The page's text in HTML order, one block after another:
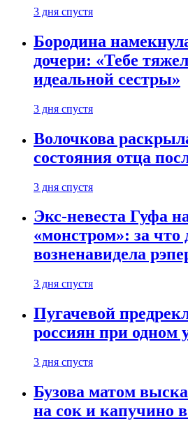
3 дня спустя
Бородина
дочери: «Тебе
идеальной сестры»
3 дня спустя
Волочкова
состояния отца
3 дня спустя
Экс-невеста Гуфа
«монстром»: за что
возненавидела
3 дня спустя
Пугачевой
россиян при одном
3 дня спустя
Бузова матом
на сок и капучино